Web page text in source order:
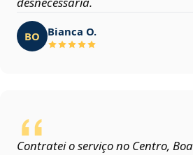
BO Bianca O.
Contratei o serviço no Centro,